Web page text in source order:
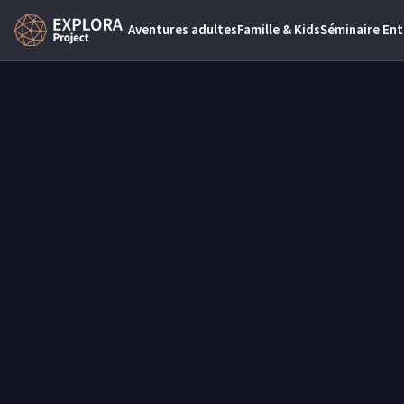
Aventures adultesFamille & KidsSéminaire